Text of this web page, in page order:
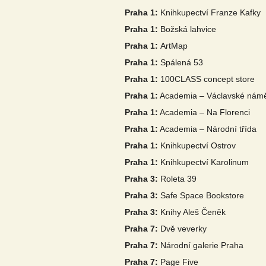
Praha 1: Knihkupectví Franze Kafky
Praha 1: Božská lahvice
Praha 1: ArtMap
Praha 1: Spálená 53
Praha 1: 100CLASS concept store
Praha 1: Academia – Václavské
Praha 1: Academia – Na Florenci
Praha 1: Academia – Národní třída
Praha 1: Knihkupectví Ostrov
Praha 1: Knihkupectví Karolinum
Praha 3: Roleta 39
Praha 3: Safe Space Bookstore
Praha 3: Knihy Aleš Čeněk
Praha 7: Dvě veverky
Praha 7: Národní galerie Praha
Praha 7: Page Five